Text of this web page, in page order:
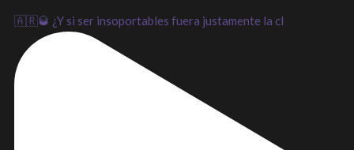
🇦🇷🥃 ¿Y si ser insoportables fuera justamente la cl